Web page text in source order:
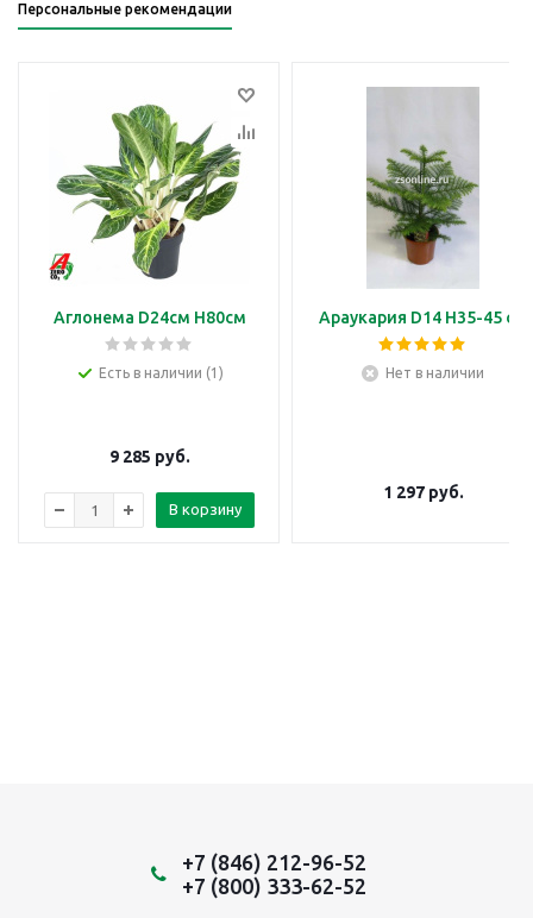
Персональные рекомендации
Аглонема D24см H80см
Есть в наличии (1)
9 285 руб.
В корзину
Араукария D14 H35-45 см
Нет в наличии
1 297руб.
+7 (846) 212-96-52
+7 (800) 333-62-52